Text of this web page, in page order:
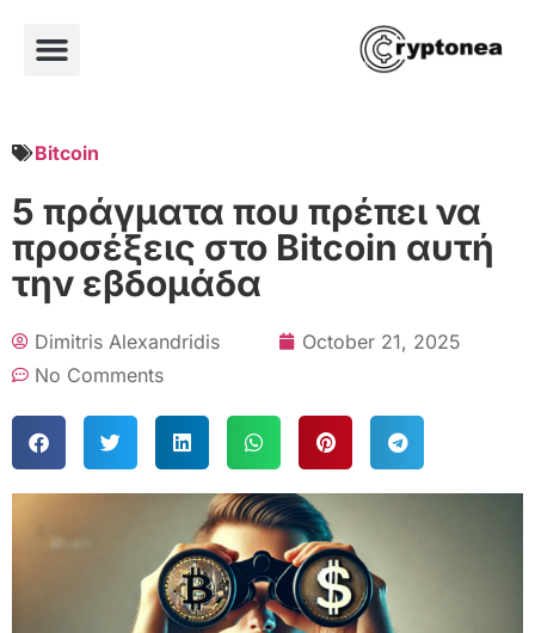
Bitcoin
5 πράγματα που πρέπει να
προσέξεις στο Bitcoin αυτή
την εβδομάδα
Dimitris Alexandridis
October 21, 2025
No Comments